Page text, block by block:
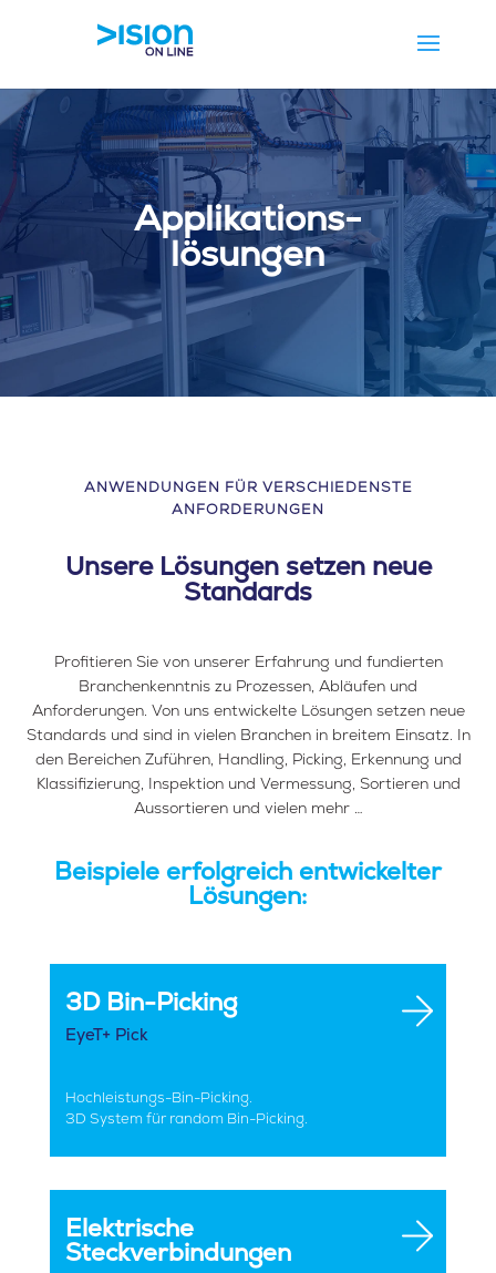
Applikations-
lösungen
ANWENDUNGEN FÜR VERSCHIEDENSTE
ANFORDERUNGEN
Unsere Lösungen setzen neue
Standards
Profitieren Sie von unserer Erfahrung und fundierten
Branchenkenntnis zu Prozessen, Abläufen und
Anforderungen. Von uns entwickelte Lösungen setzen neue
Standards und sind in vielen Branchen in breitem Einsatz. In
den Bereichen Zuführen, Handling, Picking, Erkennung und
Klassifizierung, Inspektion und Vermessung, Sortieren und
Aussortieren und vielen mehr …
Beispiele erfolgreich entwickelter
Lösungen:
3D Bin-Picking
EyeT+ Pick
Hochleistungs-Bin-Picking.
3D System für random Bin-Picking.
Elektrische
Steckverbindungen